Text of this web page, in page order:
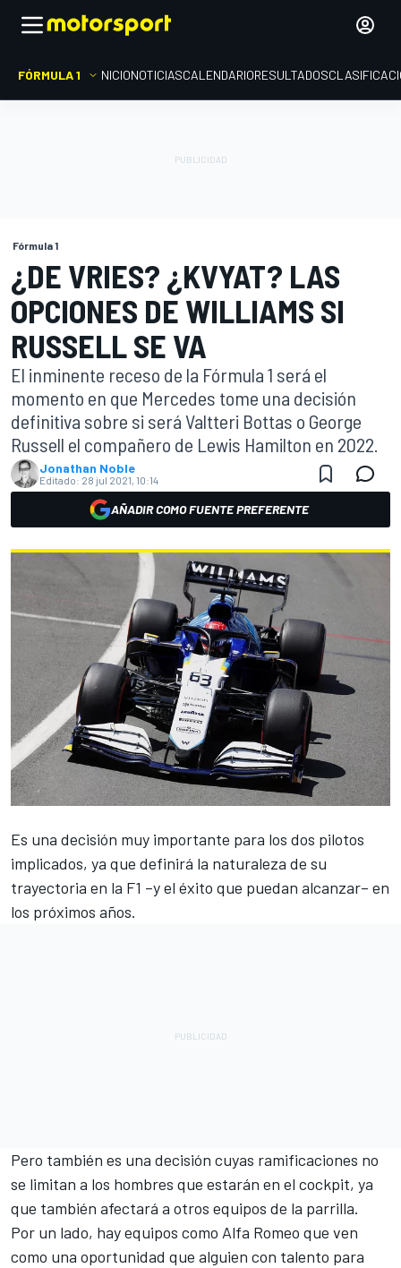
FÓRMULA 1 INICIONOTICIASCALENDARIORESULTADOS
Fórmula 1
¿DE VRIES? ¿KVYAT? LAS
OPCIONES DE WILLIAMS SI
RUSSELL SE VA
El inminente receso de la Fórmula 1 será el
momento en que Mercedes tome una decisión
definitiva sobre si será Valtteri Bottas o George
Russell el compañero de Lewis Hamilton en 2022.
Jonathan Noble
Editado: 28 jul 2021, 10:14
AÑADIR COMO FUENTE PREFERENTE
Es una decisión muy importante para los dos pilotos
implicados, ya que definirá la naturaleza de su
trayectoria en la F1 –y el éxito que puedan alcanzar– en
los próximos años.
Pero también es una decisión cuyas ramificaciones no
se limitan a los hombres que estarán en el cockpit, ya
que también afectará a otros equipos de la parrilla.
Por un lado, hay equipos como Alfa Romeo que ven
como una oportunidad que alguien con talento para